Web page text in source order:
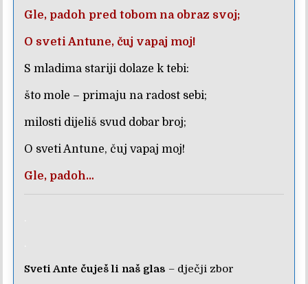
Gle, padoh pred tobom na obraz svoj;
O sveti Antune, čuj vapaj moj!
S mladima stariji dolaze k tebi:
što mole – primaju na radost sebi;
milosti dijeliš svud dobar broj;
O sveti Antune, čuj vapaj moj!
Gle, padoh…
Sveti Ante čuješ li naš glas – dječji zbor